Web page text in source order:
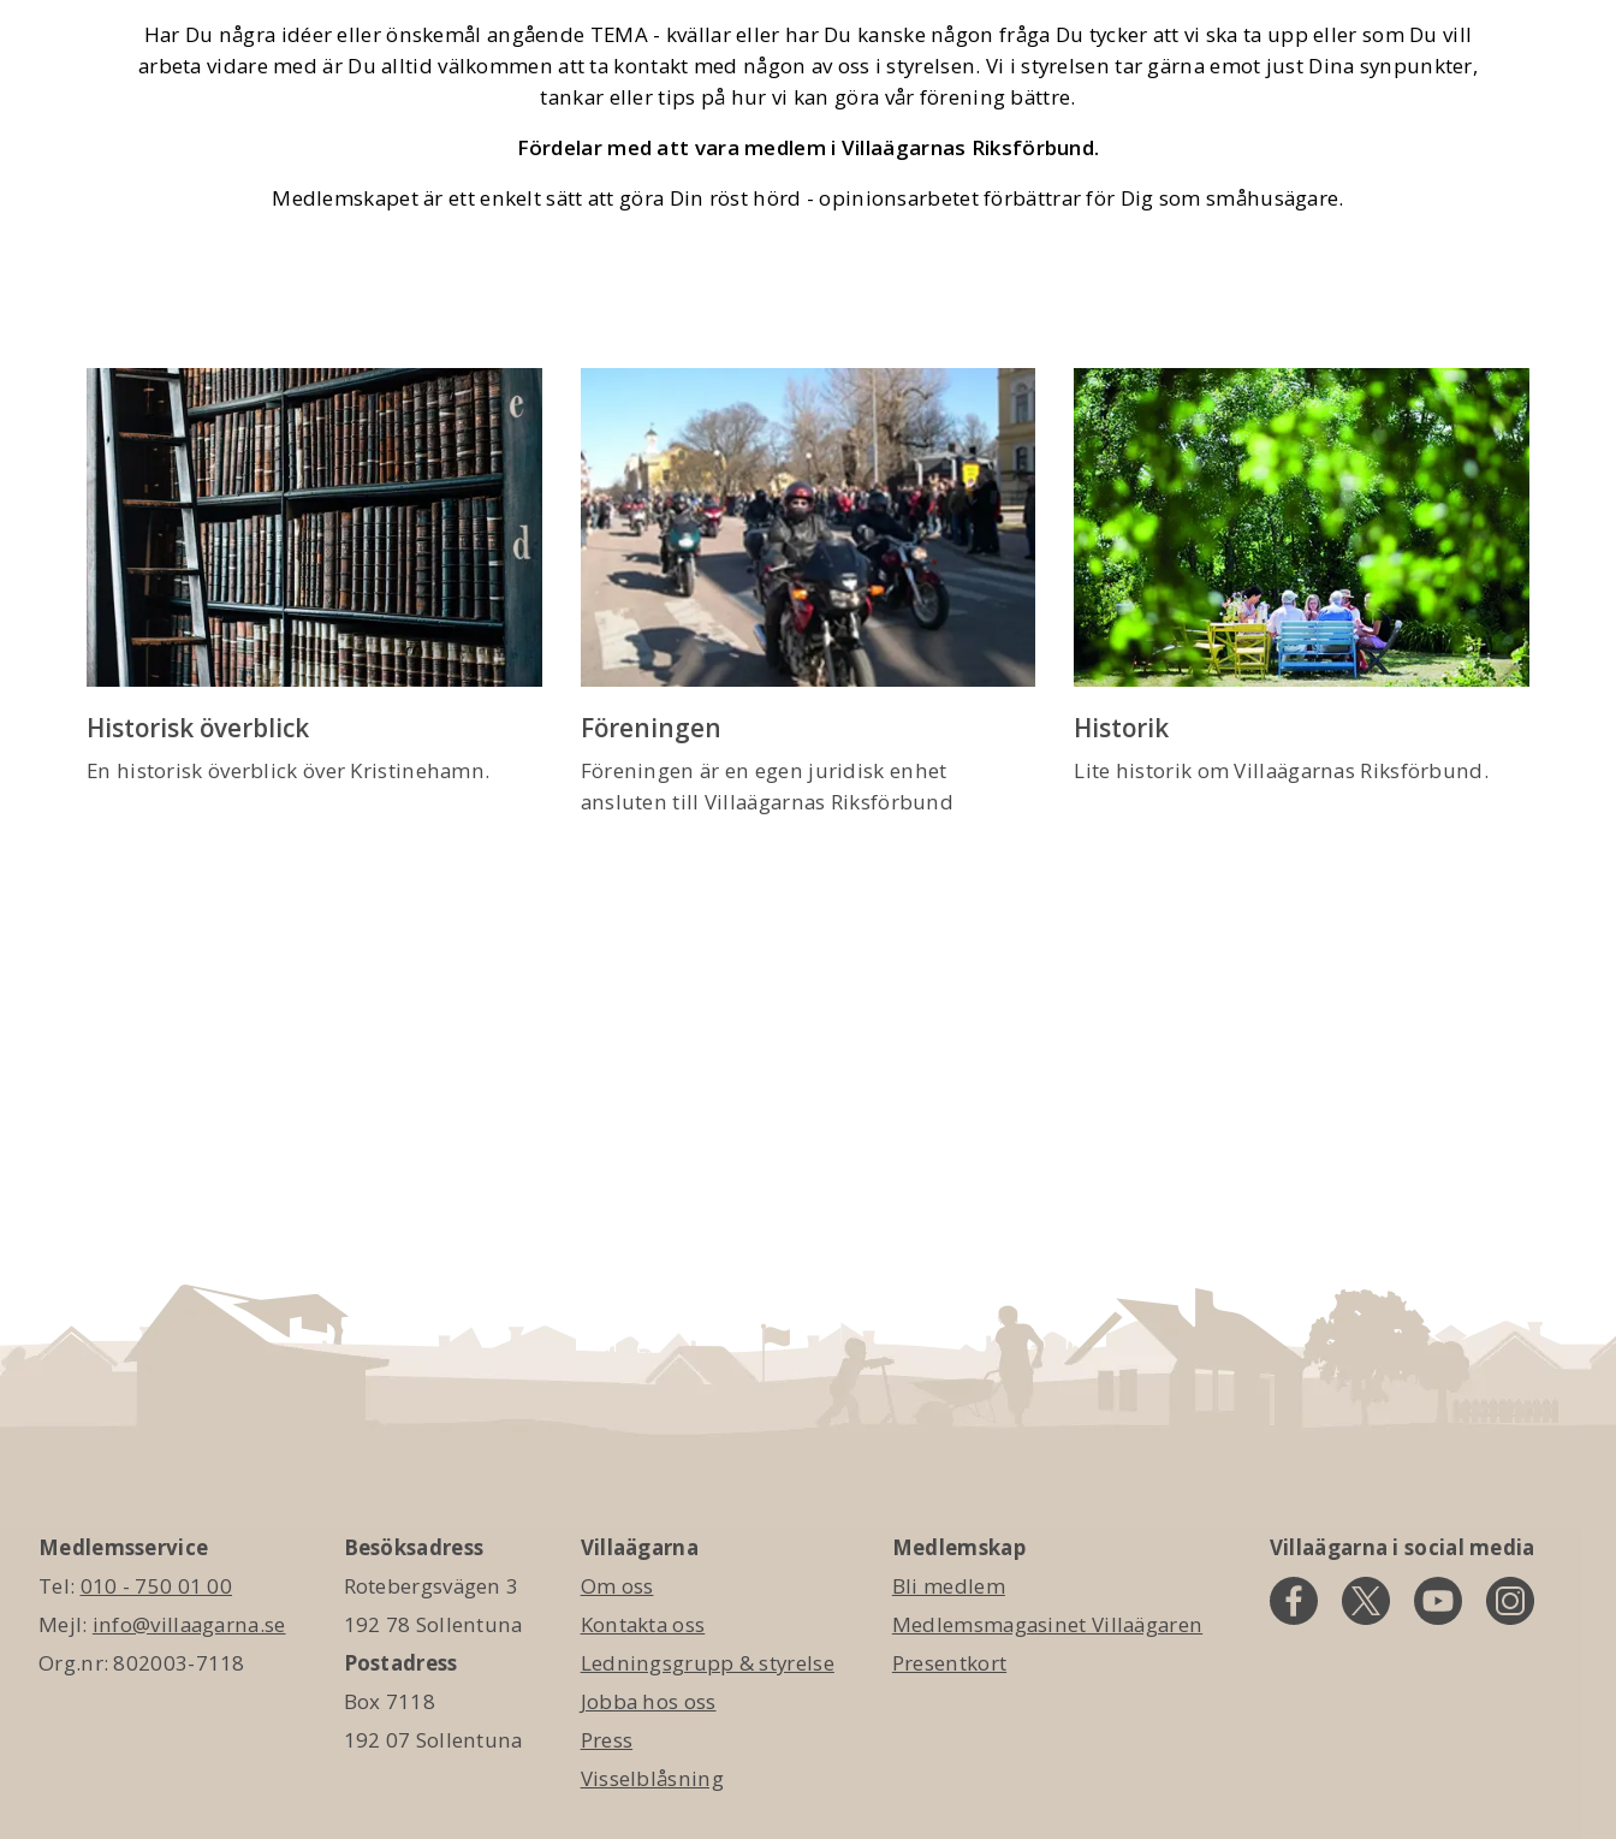
Har Du några idéer eller önskemål angående TEMA - kvällar eller har Du kanske någon fråga Du tycker att vi ska ta upp eller som Du vill
arbeta vidare med är Du alltid välkommen att ta kontakt med någon av oss i styrelsen. Vi i styrelsen tar gärna emot just Dina synpunkter,
tankar eller tips på hur vi kan göra vår förening bättre.
Fördelar med att vara medlem i Villaägarnas Riksförbund.
Medlemskapet är ett enkelt sätt att göra Din röst hörd - opinionsarbetet förbättrar för Dig som småhusägare.
Historisk överblick
En historisk överblick över Kristinehamn.
Föreningen
Föreningen är en egen juridisk enhet
ansluten till Villaägarnas Riksförbund
Historik
Lite historik om Villaägarnas Riksförbund.
Medlemsservice
Tel: 010 - 750 01 00
Mejl: info@villaagarna.se
Org.nr: 802003-7118
Besöksadress
Rotebergsvägen 3
192 78 Sollentuna
Postadress
Box 7118
192 07 Sollentuna
Villaägarna
Om oss
Kontakta oss
Ledningsgrupp & styrelse
Jobba hos oss
Press
Visselblåsning
Medlemskap
Bli medlem
Medlemsmagasinet Villaägaren
Presentkort
Villaägarna i social media